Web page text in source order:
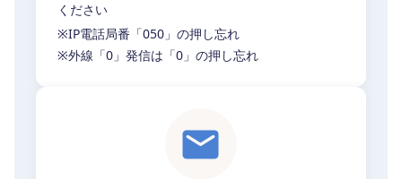
ください
※IP電話局番「050」の押し忘れ
※外線「0」発信は「0」の押し忘れ